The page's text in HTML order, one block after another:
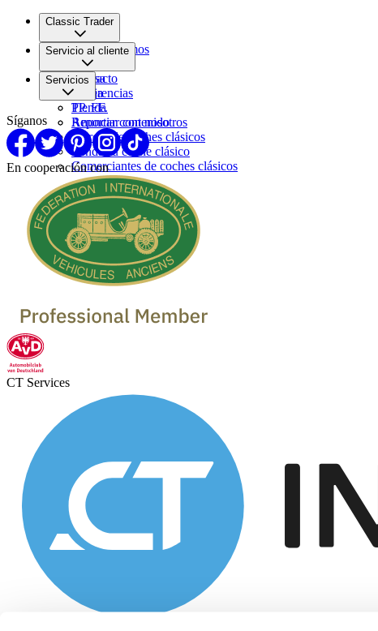
Classic Trader
Quiénes somos
Empleo
Prensa
Pareja
Servicio al cliente
Contacto
Sugerencias
PP. FF.
Reportar contenido
Servicios
Tienda
Anunciar con nosotros
Marcas de coches clásicos
Venda su coche clásico
Comerciantes de coches clásicos
Síganos
En cooperación con
CT Services